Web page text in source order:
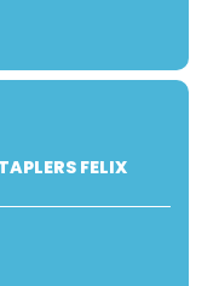
FELIX